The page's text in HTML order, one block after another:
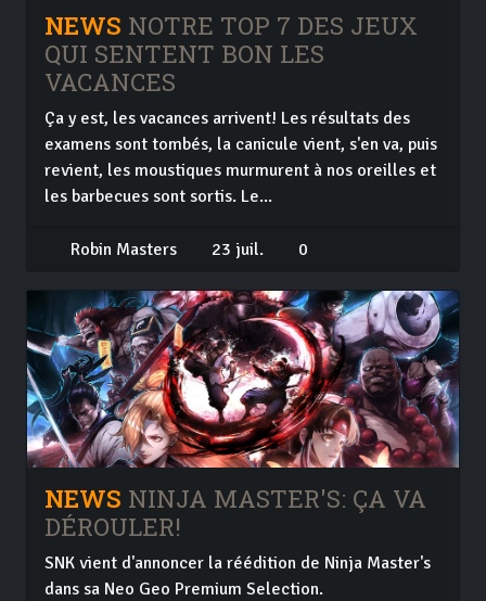
NEWS NOTRE TOP 7 DES JEUX
QUI SENTENT BON LES
VACANCES
Ça y est, les vacances arrivent! Les résultats des
examens sont tombés, la canicule vient, s'en va, puis
revient, les moustiques murmurent à nos oreilles et
les barbecues sont sortis. Le...
Robin Masters 23 juil. 0
NEWS NINJA MASTER'S: ÇA VA
DÉROULER!
SNK vient d'annoncer la réédition de Ninja Master's
dans sa Neo Geo Premium Selection.